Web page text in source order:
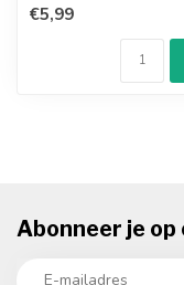
bevestiging: solderen
€5,99
Abonneer je